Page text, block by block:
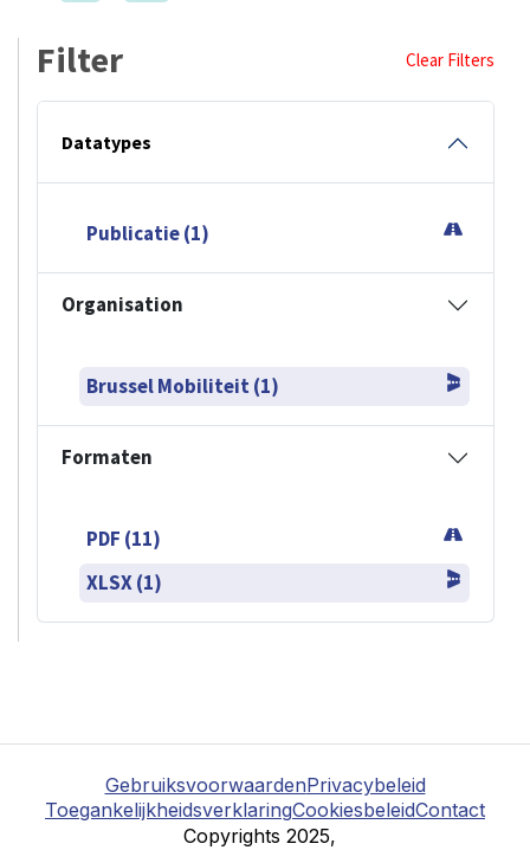
Filter Clear Filters
Datatypes
Publicatie (1)
Organisation
Brussel Mobiliteit (1)
Formaten
PDF (11)
XLSX (1)
GebruiksvoorwaardenPrivacybeleid
ToegankelijkheidsverklaringCookiesbeleidContact
Copyrights 2025,